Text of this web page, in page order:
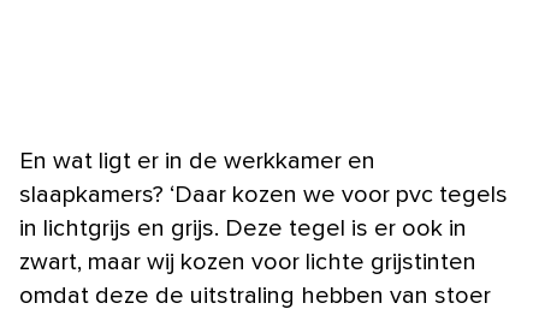
En wat ligt er in de werkkamer en
slaapkamers? ‘Daar kozen we voor pvc tegels
in lichtgrijs en grijs. Deze tegel is er ook in
zwart, maar wij kozen voor lichte grijstinten
omdat deze de uitstraling hebben van stoer